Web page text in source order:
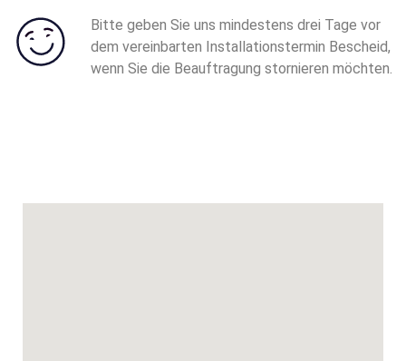
Bitte geben Sie uns mindestens drei Tage vor
dem vereinbarten Installationstermin Bescheid,
wenn Sie die Beauftragung stornieren möchten.